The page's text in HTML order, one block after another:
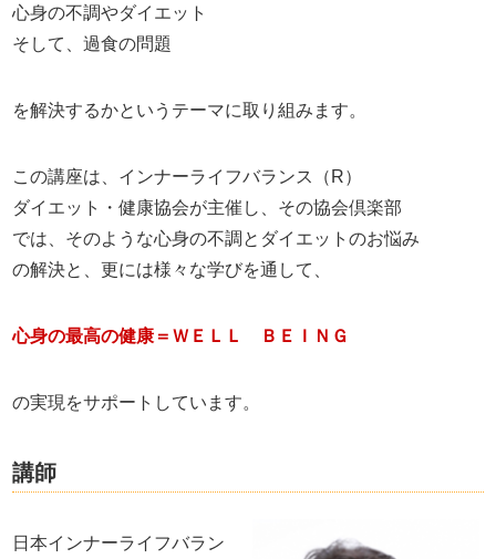
心身の不調やダイエット
そして、過食の問題
を解決するかというテーマに取り組みます。
この講座は、インナーライフバランス（R）
ダイエット・健康協会が主催し、その協会倶楽部
では、そのような心身の不調とダイエットのお悩み
の解決と、更には様々な学びを通して、
心身の最高の健康＝ＷＥＬＬ ＢＥＩＮＧ
の実現をサポートしています。
講師
日本インナーライフバラン